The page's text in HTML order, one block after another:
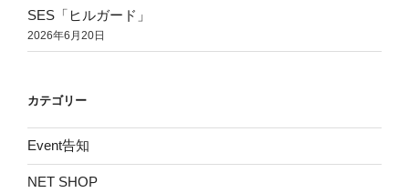
SES「ヒルガード」
2026年6月20日
カテゴリー
Event告知
NET SHOP